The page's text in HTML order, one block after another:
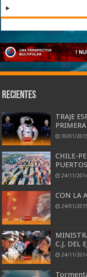
Recientes
TRAJE
30/01/
CHILE-
24/11/
CON LA
24/01/
C.J. DEL
24/11/